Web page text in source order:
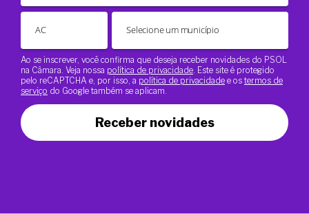
Ao se inscrever, você confirma que deseja receber novidades do PSOL
na Câmara. Veja nossa política de privacidade. Este site é protegido
pelo reCAPTCHA e, por isso, a política de privacidade e os termos de
serviço do Google também se aplicam.
Receber novidades